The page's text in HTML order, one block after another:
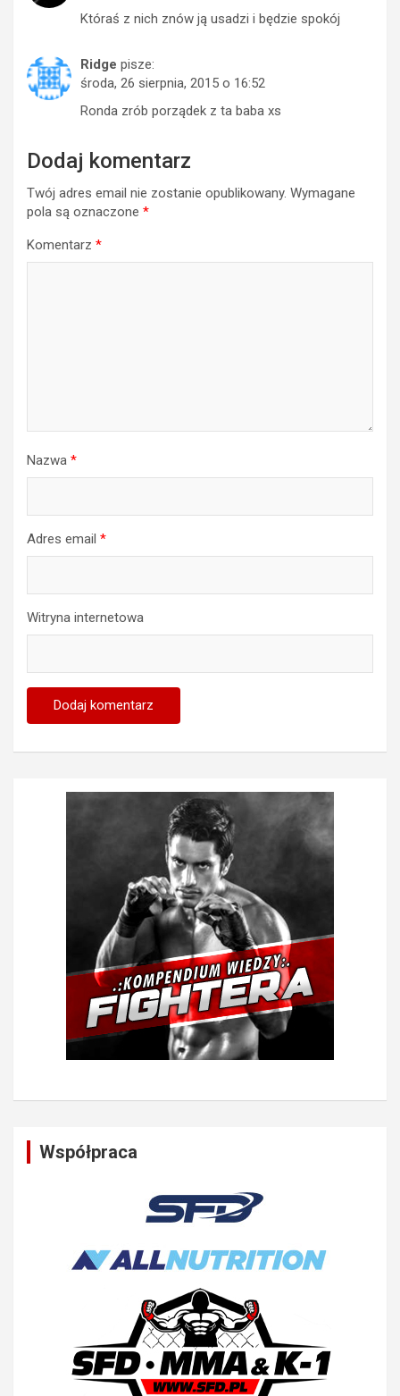
Któraś z nich znów ją usadzi i będzie spokój
Ridge pisze:
środa, 26 sierpnia, 2015 o 16:52
Ronda zrób porządek z ta baba xs
Dodaj komentarz
Twój adres email nie zostanie opublikowany. Wymagane
pola są oznaczone *
Komentarz *
Nazwa *
Adres email *
Witryna internetowa
Współpraca